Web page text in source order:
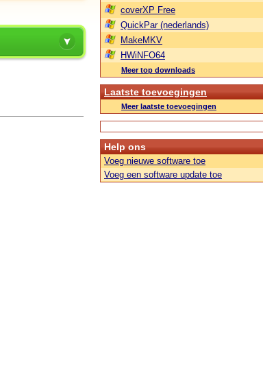
coverXP Free
QuickPar (nederlands)
MakeMKV
HWiNFO64
Meer top downloads
Laatste toevoegingen
Meer laatste toevoegingen
Help ons
Voeg nieuwe software toe
Voeg een software update toe